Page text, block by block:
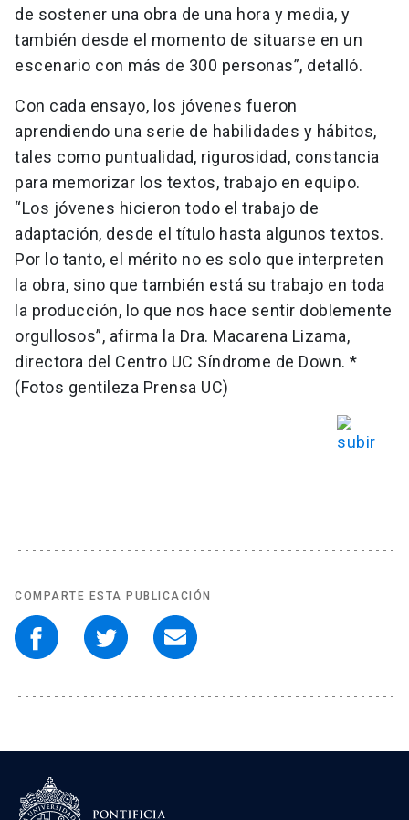
de sostener una obra de una hora y media, y
también desde el momento de situarse en un
escenario con más de 300 personas”, detalló.
Con cada ensayo, los jóvenes fueron
aprendiendo una serie de habilidades y hábitos,
tales como puntualidad, rigurosidad, constancia
para memorizar los textos, trabajo en equipo.
“Los jóvenes hicieron todo el trabajo de
adaptación, desde el título hasta algunos textos.
Por lo tanto, el mérito no es solo que interpreten
la obra, sino que también está su trabajo en toda
la producción, lo que nos hace sentir doblemente
orgullosos”, afirma la Dra. Macarena Lizama,
directora del Centro UC Síndrome de Down. *
(Fotos gentileza Prensa UC)
COMPARTE ESTA PUBLICACIÓN